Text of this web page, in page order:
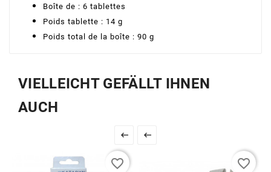
Boîte de : 6 tablettes
Poids tablette : 14 g
Poids total de la boîte : 90 g
VIELLEICHT GEFÄLLT IHNEN
AUCH
 
favorite_border favorite_border